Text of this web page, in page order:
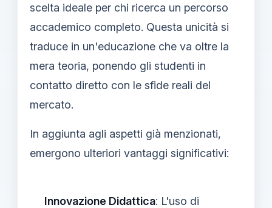
scelta ideale per chi ricerca un percorso
accademico completo. Questa unicità si
traduce in un'educazione che va oltre la
mera teoria, ponendo gli studenti in
contatto diretto con le sfide reali del
mercato.
In aggiunta agli aspetti già menzionati,
emergono ulteriori vantaggi significativi:
Innovazione Didattica: L'uso di